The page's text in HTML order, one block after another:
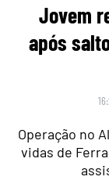
Jovem
após
Operação no
vidas de